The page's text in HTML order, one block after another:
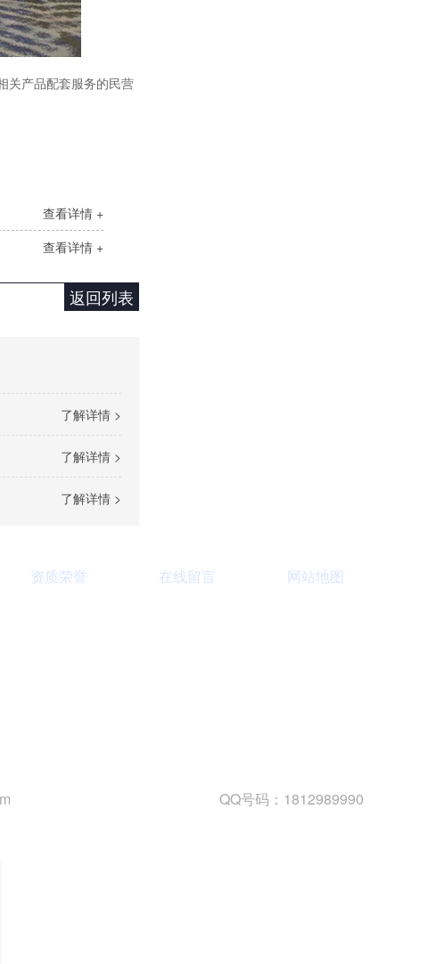
关产品配套服务的民营
查看详情 +
查看详情 +
返回列表
了解详情 >
了解详情 >
了解详情 >
资质荣誉 在线留言 网站地图
QQ号码：1812989990